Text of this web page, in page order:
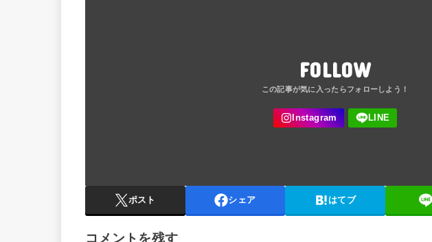
FOLLOW
ポスト シェア はてブ
コメントを残す